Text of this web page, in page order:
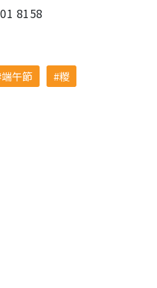
8158
端午節 糉